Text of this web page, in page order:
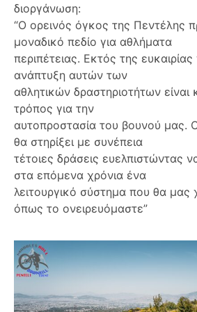
διοργάνωση:
“Ο ορεινός όγκος της Πεντέλης
μοναδικό πεδίο για αθλήματα
περιπέτειας. Εκτός της
ανάπτυξη αυτών των
αθλητικών δραστηριοτήτων είναι
τρόπος για την
αυτοπροστασία του βουνού μας.
θα στηρίξει με συνέπεια
τέτοιες δράσεις ευελπιστώντας
στα επόμενα χρόνια ένα
λειτουργικό σύστημα που θα μας
όπως το ονειρευόμαστε”